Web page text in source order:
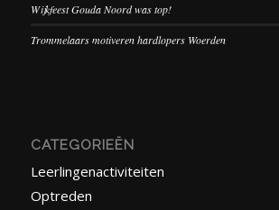
Wijkfeest Gouda Noord was top!
Trommelaars motiveren hardlopers Woerden
CATEGORIEËN
Leerlingenactiviteiten
Optreden